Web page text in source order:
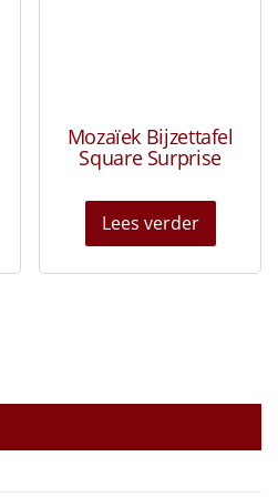
Mozaïek Bijzettafel
Square Surprise
Lees verder